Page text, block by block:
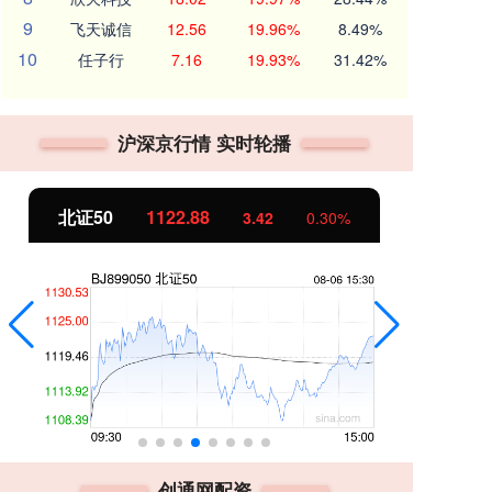
9 飞天诚信 12.56 19.96% 8.49%
10 任子行 7.16 19.93% 31.42%
沪深京行情 实时轮播
创业板指 3515.56 -19.58 -0.55%